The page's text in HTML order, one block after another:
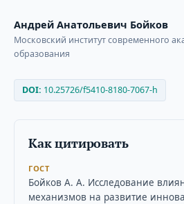
Андрей Анатольевич Бойков
Московский институт современного
образования
DOI: 10.25726/f5410-8180-7067-h
Как цитировать
ГОСТ
Бойков А. А. Исследование
механизмов на развитие